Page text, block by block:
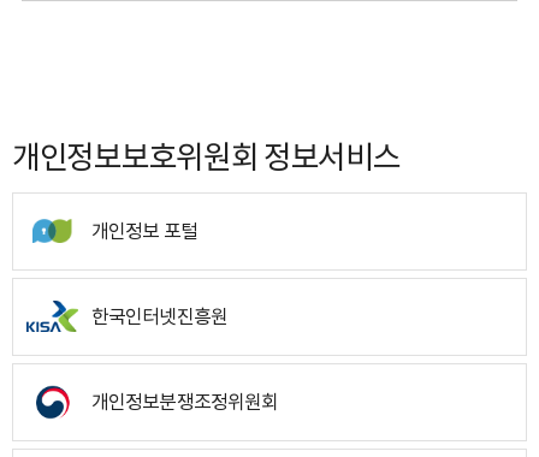
개인정보보호위원회 정보서비스
개인정보 포털
한국인터넷진흥원
개인정보분쟁조정위원회